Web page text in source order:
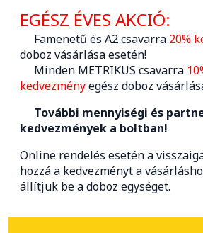
EGÉSZ ÉVES AKCIÓ:
Famenetű és A2 csavarra 20%
doboz vásárlása esetén!
Minden METRIKUS csavarra
kedvezményegész doboz
További mennyiségi és
kedvezmények a boltban!
Online rendelés esetén a
hozzá a kedvezményt a
állítjuk be a doboz egységet.